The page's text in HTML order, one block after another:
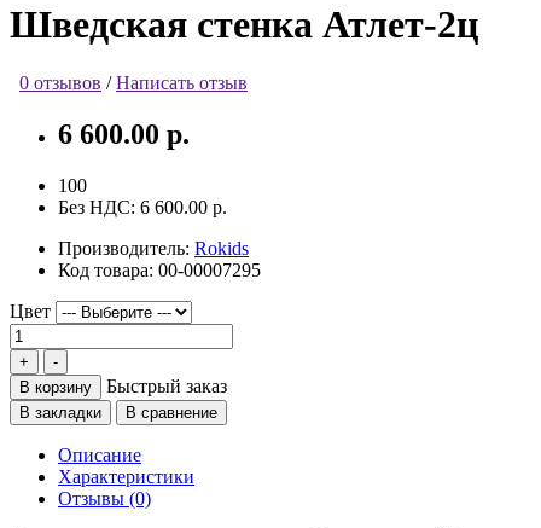
Шведская стенка Атлет-2ц
0 отзывов /Написать отзыв
6 600.00 р.
100
Без НДС: 6 600.00 р.
Производитель: Rokids
Код товара: 00-00007295
Цвет
В корзину Быстрый заказ
В закладки В сравнение
Описание
Характеристики
Отзывы (0)